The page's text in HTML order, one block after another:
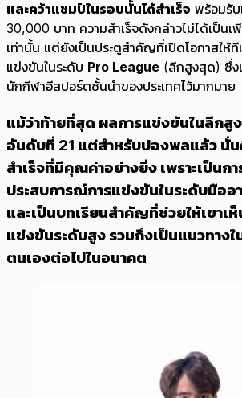
และคว้าแชมป์ในรอบนั้นได้สำเร็จ พร้อมรับ
30,000 บาท ความสำเร็จดังกล่าวไม่ได้เป็นเ
เท่านั้น แต่ยังเป็นประตูสำคัญที่เปิดโอกาสให้
แข่งขันในระดับ Pro League (ลีกสูงสุด) ซึ่ง
นักกีฬาอีสปอร์ตชั้นนำของประเทศไว้มากมาย
แม้ว่าท้ายที่สุด ผลการแข่งขันในลีกสู
อันดับที่ 21 แต่สำหรับปองพลแล้ว นั่
สำเร็จที่มีคุณค่าอย่างยิ่ง เพราะเป็นก
ประสบการณ์การแข่งขันในระดับมืออ
และเป็นบทเรียนสำคัญที่ช่วยให้เขาเ
แข่งขันระดับสูง รวมถึงเป็นแนวทาง
ตนเองต่อไปในอนาคต